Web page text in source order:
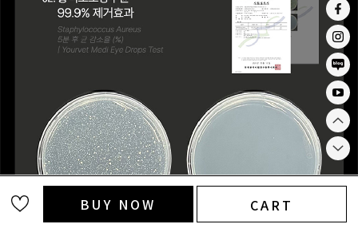
BUY NOW CART